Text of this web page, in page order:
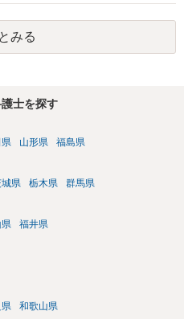
さい。
みる
士を探す
山形県 福島県
県 栃木県 群馬県
福井県
和歌山県